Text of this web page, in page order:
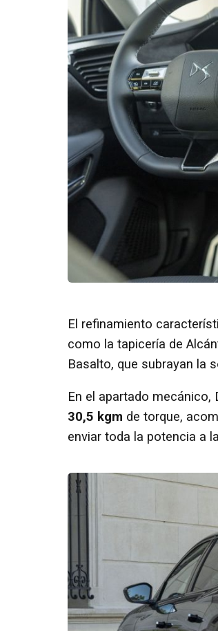
El refinamiento
como la tapicería de
Basalto, que subrayan la
En el apartado mecánico,
30,5 kgm de torque,
enviar toda la potencia a